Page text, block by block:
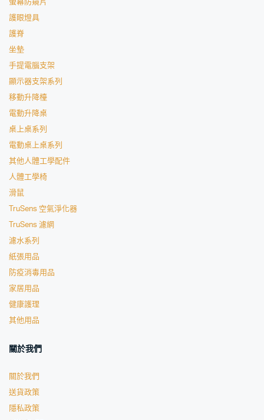
螢幕防窺片
護眼燈具
護脊
坐墊
手提電腦支架
顯示器支架系列
移動升降檯
電動升降桌
桌上桌系列
電動桌上桌系列
其他人體工學配件
人體工學椅
滑鼠
TruSens 空氣淨化器
TruSens 濾網
濾水系列
紙張用品
防疫消毒用品
家居用品
健康護理
其他用品
關於我們
關於我們
送貨政策
隱私政策